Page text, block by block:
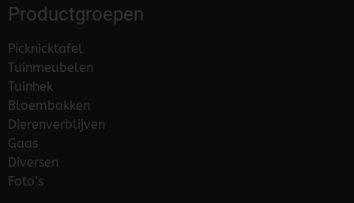
Productgroepen
Picknicktafel
Tuinmeubelen
Tuinhek
Bloembakken
Dierenverblijven
Gaas
Diversen
Foto’s